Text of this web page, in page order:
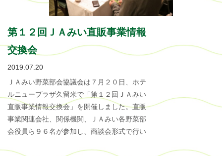
第１２回ＪＡみい直販事業情報
交換会
2019.07.20
ＪＡみい野菜部会協議会は７月２０日、ホテ
ルニュープラザ久留米で「第１２回ＪＡみい
直販事業情報交換会」を開催しました。直販
事業関連会社、関係機関、ＪＡみい各野菜部
会役員ら９６名が参加し、商談会形式で行い